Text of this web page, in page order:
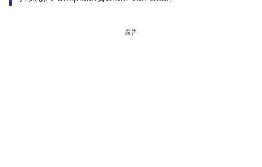
廣告